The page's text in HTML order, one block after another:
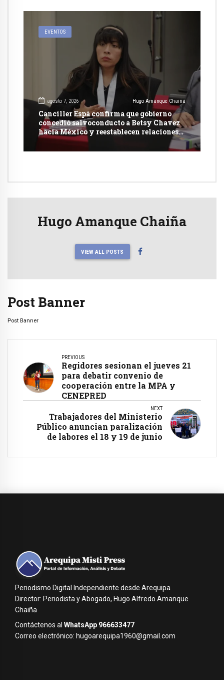
EVENTOS
agosto 7, 2026 Hugo Amanque Chaiña
Canciller Espá confirma que gobierno
concedió salvoconducto a Betsy Chavez
hacia México y reestablecen relaciones
con dicho país
Hugo Amanque Chaiña
VIEW ALL POSTS
Post Banner
Post Banner
PREVIOUS
Regidores sesionan el jueves 21
para debatir convenio de
cooperación entre la MPA y
CENEPRED
NEXT
Trabajadores del Ministerio
Público anuncian paralización
de labores el 18 y 19 de junio
Periodismo Digital Independiente desde Arequipa
Director: Periodista y Abogado, Hugo Alfredo Amanque
Chaiña
Contáctenos al WhatsApp 966633477
Correo electrónico: hugoarequipa1960@gmail.com